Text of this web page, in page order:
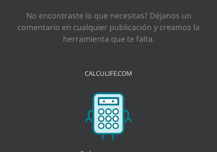
No encontraste lo que necesitas? Déjanos un
comentario en cualquier publicación y creamos la
herramienta que te falta.
CALCULIFE.COM